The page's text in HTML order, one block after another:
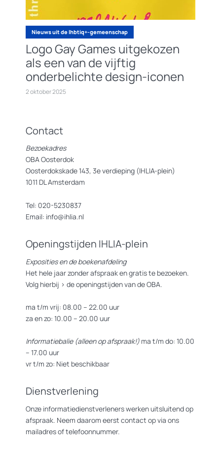
Nieuws uit de lhbtiq+-gemeenschap
Logo Gay Games uitgekozen
als een van de vijftig
onderbelichte design-iconen
2 oktober 2025
Contact
Bezoekadres
OBA Oosterdok
Oosterdokskade 143, 3e verdieping (IHLIA-plein)
1011 DL Amsterdam
Tel: 020-5230837
Email: info@ihlia.nl
Openingstijden IHLIA-plein
Exposities en de boekenafdeling
Het hele jaar zonder afspraak en gratis te bezoeken.
Volg hierbij > de openingstijden van de OBA.
ma t/m vrij: 08.00 – 22.00 uur
za en zo: 10.00 – 20.00 uur
Informatiebalie (alleen op afspraak!) ma t/m do: 10.00
– 17.00 uur
vr t/m zo: Niet beschikbaar
Dienstverlening
Onze informatiedienstverleners werken uitsluitend op
afspraak. Neem daarom eerst contact op via ons
mailadres of telefoonnummer.